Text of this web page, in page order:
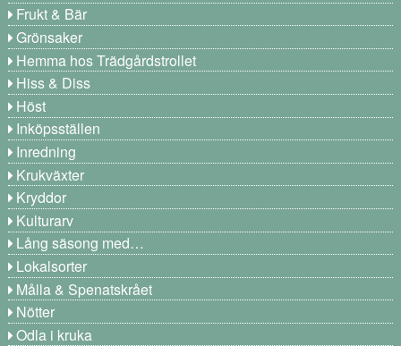
Frukt & Bär
Grönsaker
Hemma hos Trädgårdstrollet
Hiss & Diss
Höst
Inköpsställen
Inredning
Krukväxter
Kryddor
Kulturarv
Lång säsong med…
Lokalsorter
Målla & Spenatskrået
Nötter
Odla i kruka